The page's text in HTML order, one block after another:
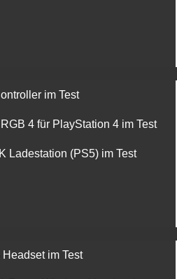
im Test
4 für PlayStation 4 im Test
Ladestation (PS5) im Test
im Test